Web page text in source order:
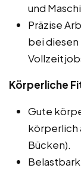
und
Präzise
bei
Körperliche
Gute
körperlich
Bücken).